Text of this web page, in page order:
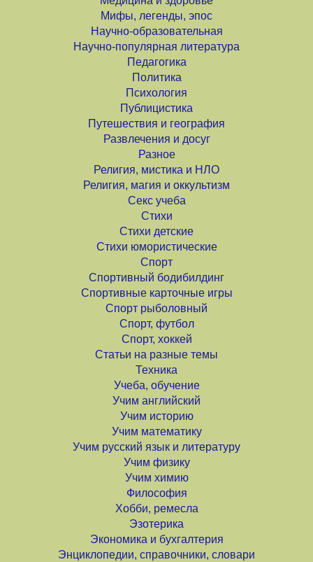
Мифы, легенды, эпос
Научно-образовательная
Научно-популярная литература
Педагогика
Политика
Психология
Публицистика
Путешествия и география
Развлечения и досуг
Разное
Религия, мистика и НЛО
Религия, магия и оккультизм
Секс учеба
Стихи
Стихи детские
Стихи юмористические
Спорт
Спортивный бодибилдинг
Спортивные карточные игры
Спорт рыболовный
Спорт, футбол
Спорт, хоккей
Статьи на разные темы
Техника
Учеба, обучение
Учим английский
Учим историю
Учим математику
Учим русский язык и литературу
Учим физику
Учим химию
Философия
Хобби, ремесла
Эзотерика
Экономика и бухгалтерия
Энциклопедии, справочники, словари